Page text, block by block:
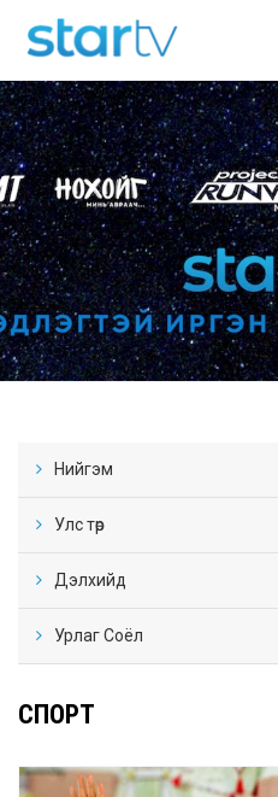
Нийгэм
Улс төр
Дэлхийд
Урлаг Соёл
СПОРТ